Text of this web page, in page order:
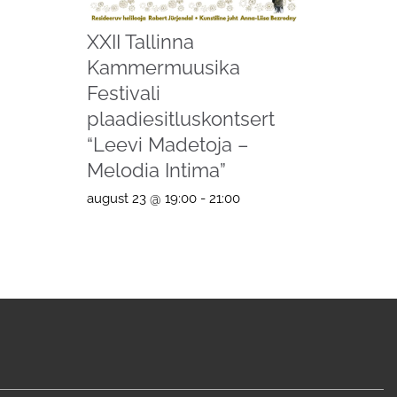
XXII Tallinna
Kammermuusika
Festivali
plaadiesitluskontsert
“Leevi Madetoja –
Melodia Intima”
august 23 @ 19:00- 21:00